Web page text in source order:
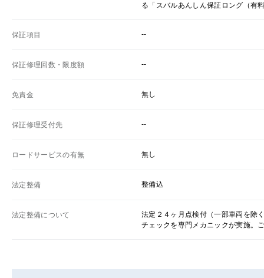
る「スバルあんしん保証ロング（有
保証項目 --
保証修理回数・限度額 --
免責金 無し
保証修理受付先 --
ロードサービスの有無 無し
法定整備 整備込
法定整備について
法定２４ヶ月点検付（一部車両を除
チェックを専門メカニックが実施。